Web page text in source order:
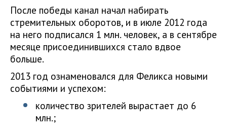
После победы канал начал набирать
стремительных оборотов, и в июле 2012 года
на него подписался 1 млн. человек, а в сентябре
месяце присоединившихся стало вдвое
больше.
2013 год ознаменовался для Феликса новыми
событиями и успехом:
количество зрителей вырастает до 6
млн.;